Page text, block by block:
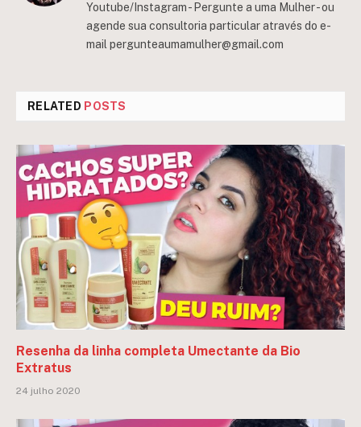
Youtube/Instagram - Pergunte a uma Mulher - ou
agende sua consultoria particular através do e-
mail pergunteaumamulher@gmail.com
RELATED POSTS
Resenha da linha completa Umectante da Bio
Extratus
24 julho 2020